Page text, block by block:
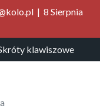
| 8 Sierpnia
klawiszowe